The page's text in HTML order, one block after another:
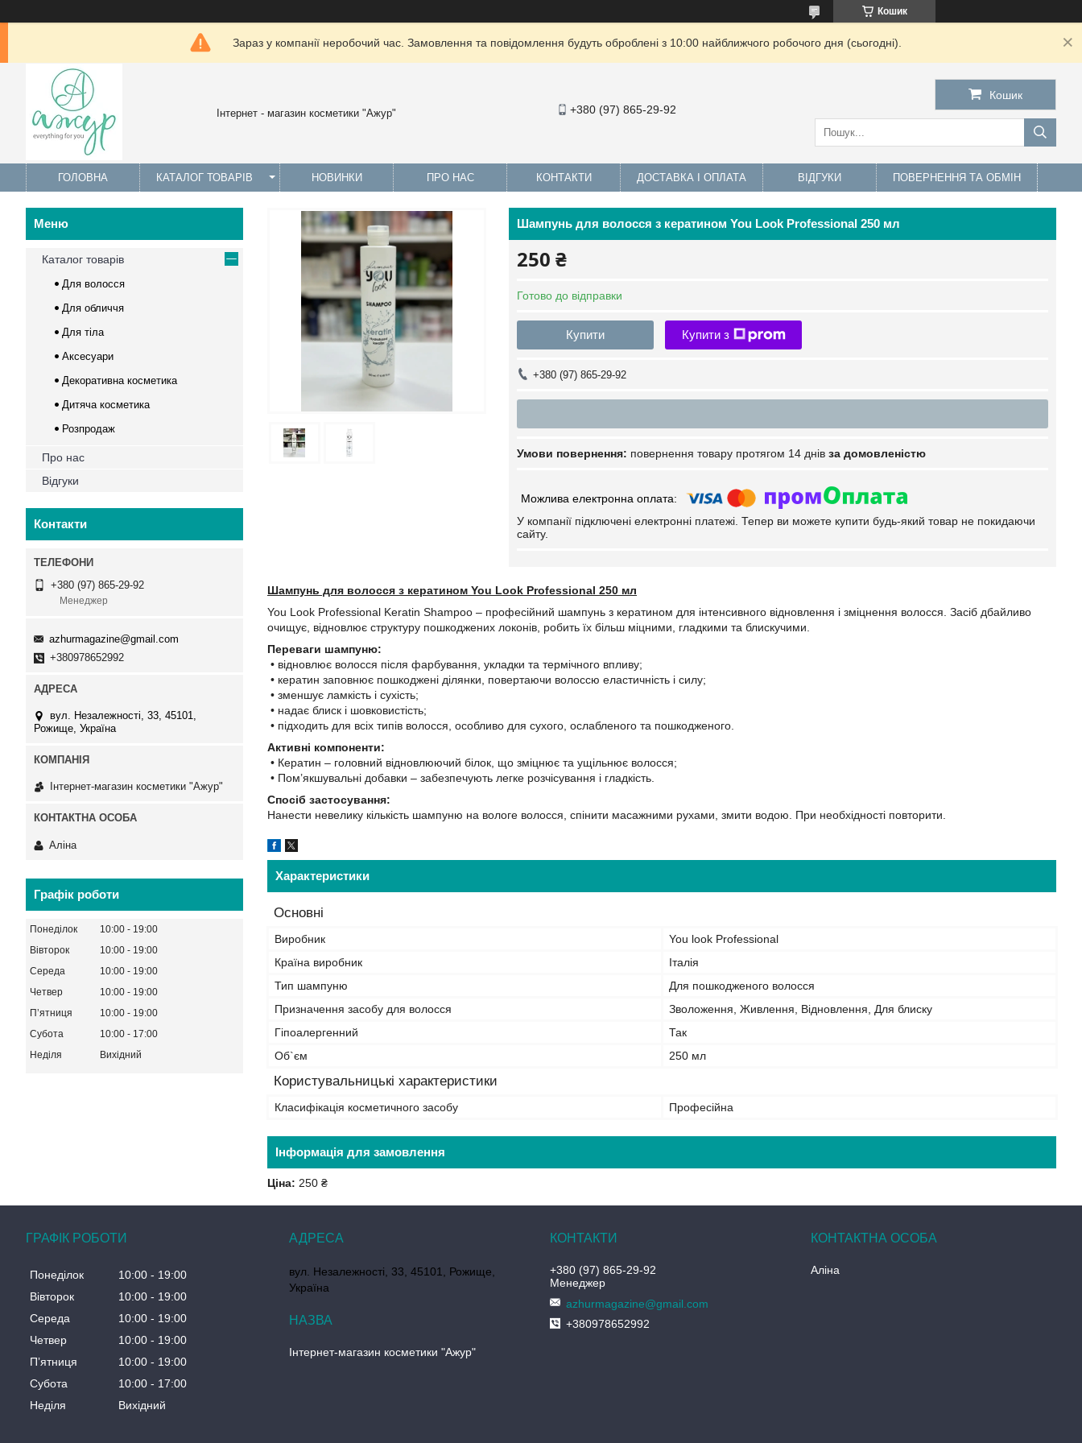
Кошик
Зараз у компанії неробочий час. Замовлення та повідомлення будуть оброблені з 10:00 найближчого робочого дня (сьогодні).
Інтернет - магазин косметики "Ажур" +380 (97) 865-29-92
Кошик
ГОЛОВНА КАТАЛОГ ТОВАРІВ НОВИНКИ ПРО НАС КОНТАКТИ ДОСТАВКА І ОПЛАТА ВІДГУКИ ПОВЕРНЕННЯ ТА ОБМІН
Шампунь для волосся з кератином You Look Professional 250 мл
250 ₴
Готово до відправки
Купити Купити з
+380 (97) 865-29-92
повернення товару протягом 14 днів за домовленістю
У компанії підключені електронні платежі. Тепер ви можете купити будь-який товар не покидаючи
сайту.
Шампунь для волосся з кератином You Look Professional 250 мл
You Look Professional Keratin Shampoo – професійний шампунь з кератином для інтенсивного відновлення і зміцнення волосся. Засіб дбайливо
очищує, відновлює структуру пошкоджених локонів, робить їх більш міцними, гладкими та блискучими.
Переваги шампуню:
• відновлює волосся після фарбування, укладки та термічного впливу;
• кератин заповнює пошкоджені ділянки, повертаючи волоссю еластичність і силу;
• зменшує ламкість і сухість;
• надає блиск і шовковистість;
• підходить для всіх типів волосся, особливо для сухого, ослабленого та пошкодженого.
Активні компоненти:
• Кератин – головний відновлюючий білок, що зміцнює та ущільнює волосся;
• Пом’якшувальні добавки – забезпечують легке розчісування і гладкість.
Спосіб застосування:
Нанести невелику кількість шампуню на вологе волосся, спінити масажними рухами, змити водою. При необхідності повторити.
Характеристики
Основні
Виробник
You look Professional
Країна виробник
Італія
Тип шампуню
Для пошкодженого волосся
Призначення засобу для волосся
Зволоження, Живлення, Відновлення, Для блиску
Гіпоалергенний
Так
Об`єм
250 мл
Користувальницькі характеристики
Класифікація косметичного засобу Професійна
Інформація для замовлення
Ціна: 250 ₴
Каталог товарів
Для волосся
Для обличчя
Для тіла
Аксесуари
Декоративна косметика
Дитяча косметика
Розпродаж
Про нас
Відгуки
Контакти
+380 (97) 865-29-92
Менеджер
azhurmagazine@gmail.com
+380978652992
вул. Незалежності, 33, 45101,
Рожище, Україна
Інтернет-магазин косметики "Ажур"
Аліна
Графік роботи
Понеділок 10:00
19:00
Вівторок
10:00
19:00
Середа
10:00
19:00
Четвер
10:00
19:00
Пʼятниця
10:00
19:00
Субота
10:00
17:00
Неділя
Вихідний
ГРАФІК РОБОТИ
Понеділок 10:00
19:00
Вівторок
10:00
19:00
Середа
10:00
19:00
Четвер
10:00
19:00
Пʼятниця
10:00
19:00
Субота
10:00
17:00
Неділя
Вихідний
вул. Незалежності, 33, 45101, Рожище,
Україна
Інтернет-магазин косметики "Ажур"
+380 (97) 865-29-92
Менеджер
azhurmagazine@gmail.com
+380978652992
Аліна